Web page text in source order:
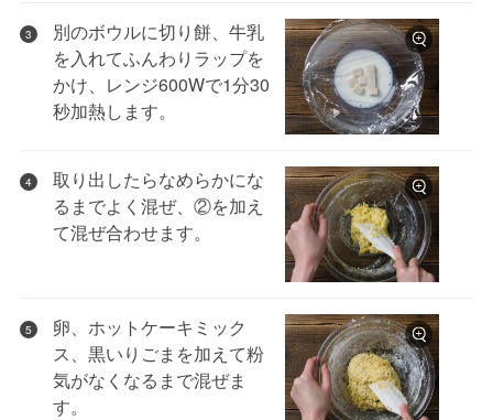
3
別のボウルに切り餅、牛乳
を入れてふんわりラップを
かけ、レンジ600Wで1分30
秒加熱します。
4
取り出したらなめらかにな
るまでよく混ぜ、②を加え
て混ぜ合わせます。
5
卵、ホットケーキミック
ス、黒いりごまを加えて粉
気がなくなるまで混ぜま
す。